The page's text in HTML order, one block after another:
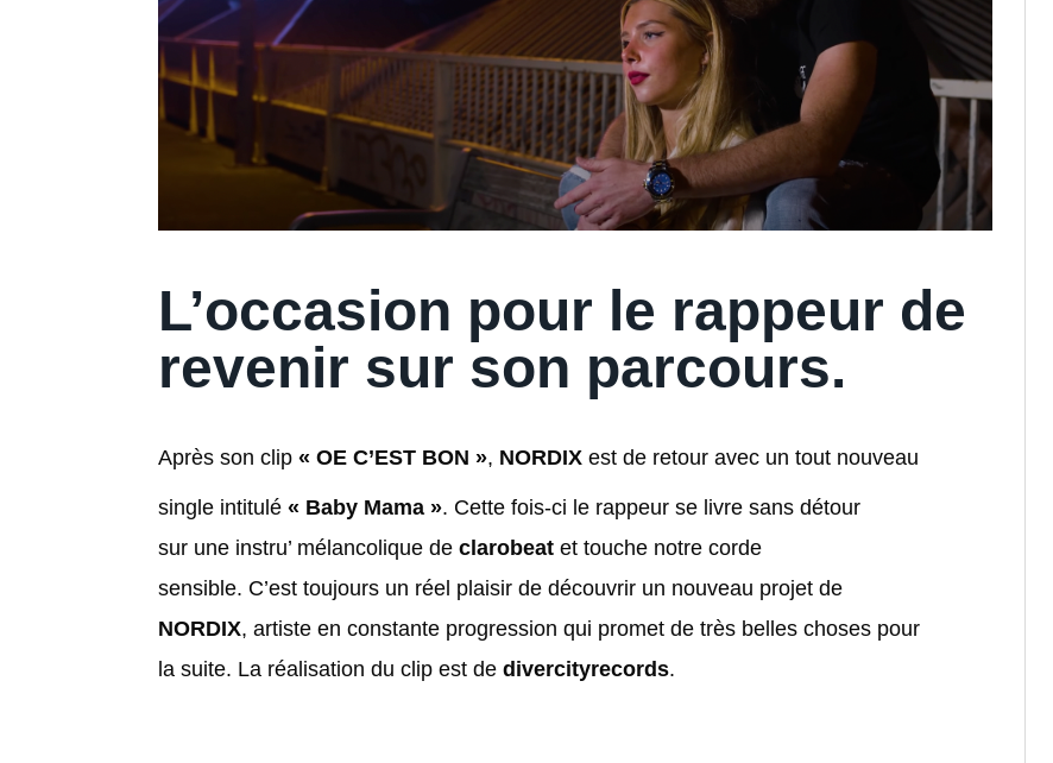
L’occasion pour le rappeur de
revenir sur son parcours.
Après son clip « OE C’EST BON », NORDIX est de retour avec un tout nouveau
single intitulé « Baby Mama ». Cette fois-ci le rappeur se livre sans détour
sur une instru’ mélancolique de clarobeat et touche notre corde
sensible. C’est toujours un réel plaisir de découvrir un nouveau projet de
NORDIX, artiste en constante progression qui promet de très belles choses pour
la suite. La réalisation du clip est de divercityrecords.